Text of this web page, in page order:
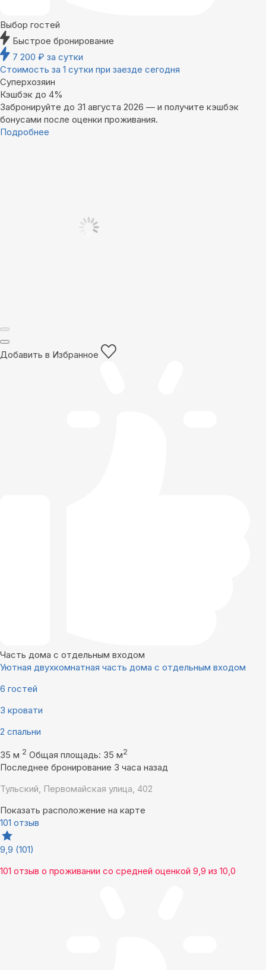
Выбор гостей
Быстрое бронирование
7 200 ₽ за сутки
Стоимость за 1 сутки при заезде сегодня
Суперхозяин
Кэшбэк до 4%
Забронируйте до 31 августа 2026 — и получите кэшбэк
бонусами после оценки проживания.
Подробнее
Добавить в Избранное
Часть дома с отдельным входом
Уютная двухкомнатная часть дома с отдельным входом
6 гостей
3 кровати
2 спальни
35 м 2 Общая площадь: 35 м2
Последнее бронирование 3 часа назад
Тульский, Первомайская улица, 402
Показать расположение на карте
101 отзыв
9,9 (101)
101 отзыв о проживании со средней оценкой 9,9 из 10,0